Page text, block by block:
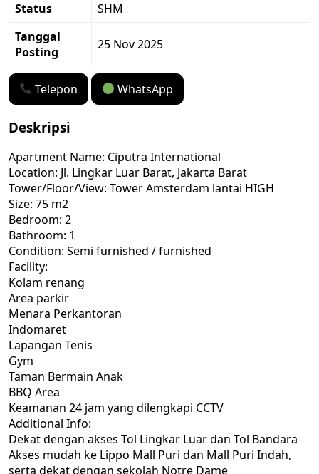
Status
SHM
Tanggal
Posting
25 Nov 2025
Telepon WhatsApp
Deskripsi
Apartment Name: Ciputra International
Location: Jl. Lingkar Luar Barat, Jakarta Barat
Tower/Floor/View: Tower Amsterdam lantai HIGH
Size: 75 m2
Bedroom: 2
Bathroom: 1
Condition: Semi furnished / furnished
Facility:
Kolam renang
Area parkir
Menara Perkantoran
Indomaret
Lapangan Tenis
Gym
Taman Bermain Anak
BBQ Area
Keamanan 24 jam yang dilengkapi CCTV
Additional Info:
Dekat dengan akses Tol Lingkar Luar dan Tol Bandara
Akses mudah ke Lippo Mall Puri dan Mall Puri Indah,
serta dekat dengan sekolah Notre Dame